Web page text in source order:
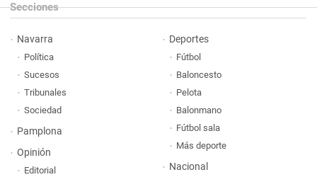
Secciones
Navarra
Política
Sucesos
Tribunales
Sociedad
Pamplona
Opinión
Editorial
Deportes
Fútbol
Baloncesto
Pelota
Balonmano
Fútbol sala
Más deporte
Nacional